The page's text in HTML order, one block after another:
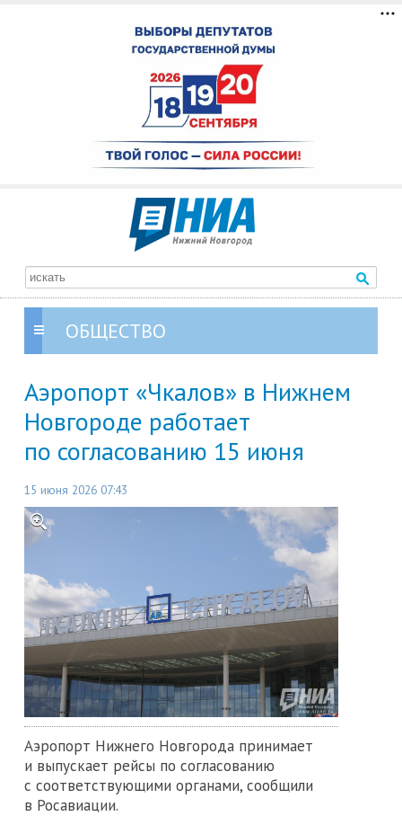
ОБЩЕСТВО
Аэропорт «Чкалов» в Нижнем
Новгороде работает
по согласованию 15 июня
15 июня 2026 07:43
Аэропорт Нижнего Новгорода принимает
и выпускает рейсы по согласованию
с соответствующими органами, сообщили
в Росавиации.